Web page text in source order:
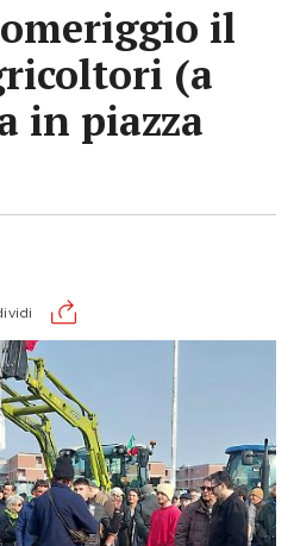
il
(a
in piazza